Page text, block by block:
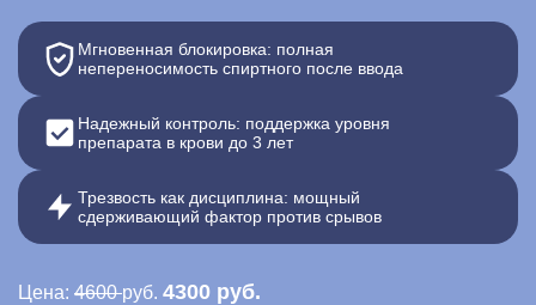
Акции и скидки
Контакты
Записаться онлайн
Мгновенная блокировка: полная
непереносимость спиртного после ввода
Надежный контроль: поддержка уровня
препарата в крови до 3 лет
Трезвость как дисциплина: мощный
сдерживающий фактор против срывов
Цена: 4600руб. 4300 руб.